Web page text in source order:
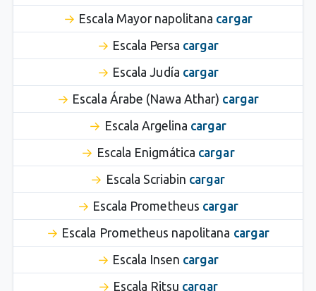
Escala Mayor napolitana cargar
Escala Persa cargar
Escala Judía cargar
Escala Árabe (Nawa Athar) cargar
Escala Argelina cargar
Escala Enigmática cargar
Escala Scriabin cargar
Escala Prometheus cargar
Escala Prometheus napolitana cargar
Escala Insen cargar
Escala Ritsu cargar